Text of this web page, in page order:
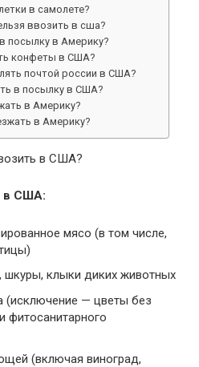
в самолете?
ввозить в сша?
посылку в Америку?
конфеты в США?
почтой россии в США?
в посылку в США?
в Америку?
в Америку?
в США?
в США:
мясо (в том числе,
шкуры, клыки диких животных
(исключение — цветы без
фитосанитарного
(включая виноград,